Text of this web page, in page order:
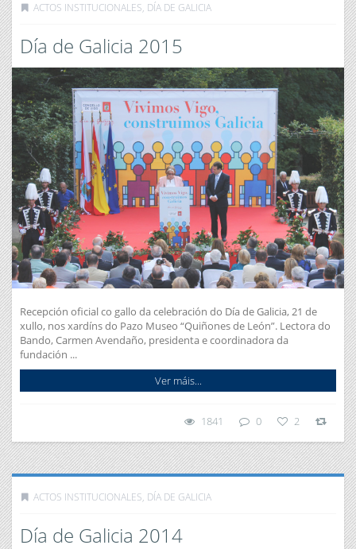
ACTOS INSTITUCIONALES, DÍA DE GALICIA
Día de Galicia 2015
Recepción oficial co gallo da celebración do Día de Galicia, 21 de
xullo, nos xardíns do Pazo Museo “Quiñones de León”. Lectora do
Bando, Carmen Avendaño, presidenta e coordinadora da
fundación ...
Ver máis...
1841 0 2
ACTOS INSTITUCIONALES, DÍA DE GALICIA
Día de Galicia 2014